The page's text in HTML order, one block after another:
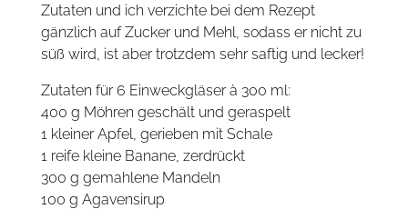
Zutaten und ich verzichte bei dem Rezept
gänzlich auf Zucker und Mehl, sodass er nicht zu
süß wird, ist aber trotzdem sehr saftig und lecker!
Zutaten für 6 Einweckgläser à 300 ml:
400 g Möhren geschält und geraspelt
1 kleiner Apfel, gerieben mit Schale
1 reife kleine Banane, zerdrückt
300 g gemahlene Mandeln
100 g Agavensirup